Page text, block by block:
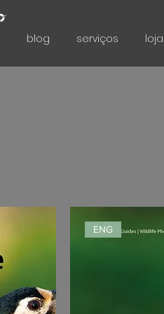
blog serviços loja
ENG